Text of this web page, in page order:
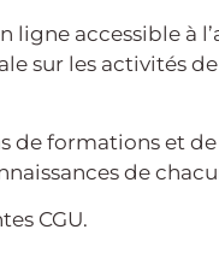
ligne accessible à
les activités
formations et
de
CGU.